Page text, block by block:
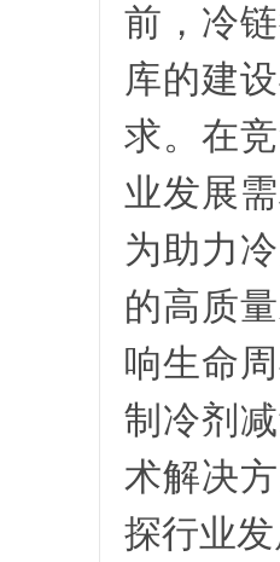
前，冷
库的建
求。在
业发展
为助力
的高质
响生命
制冷剂
术解决
探行业